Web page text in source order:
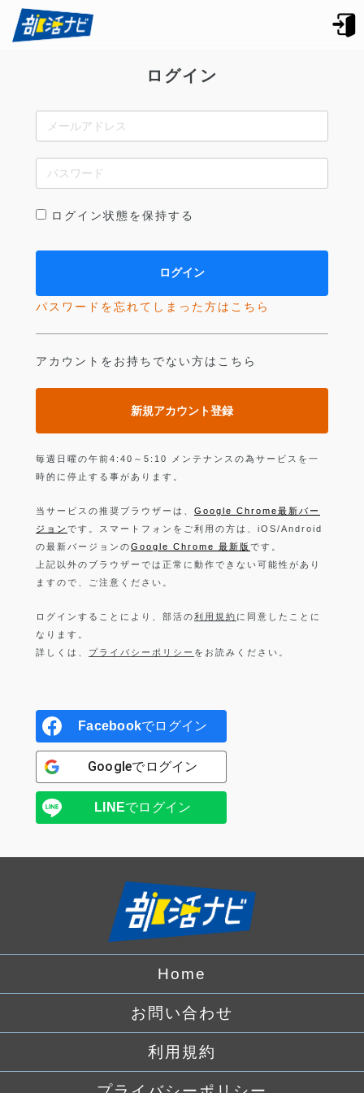
ログイン
ログイン状態を保持する
パスワードを忘れてしまった方はこちら
アカウントをお持ちでない方はこちら
新規アカウント登録
毎週日曜の午前4:40～5:10 メンテナンスの為サービスを一
時的に停止する事があります。
当サービスの推奨ブラウザーは、 Google Chrome最新バー
ジョン です。スマートフォンをご利用の方は、iOS/Android
の最新バージョンのGoogle Chrome 最新版 です。
上記以外のブラウザーでは正常に動作できない可能性があり
ますので、ご注意ください。
ログインすることにより、部活の利用規約 に同意したことに
なります。
詳しくは、 プライバシーポリシー をお読みください。
Facebookでログイン
Googleでログイン
LINEでログイン
Home
お問い合わせ
利用規約